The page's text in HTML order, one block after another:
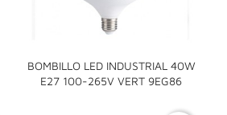
BOMBILLO LED INDUSTRIAL 40W
E27 100-265V VERT 9EG86
